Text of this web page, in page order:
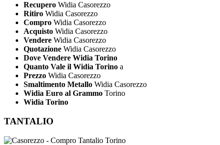
Recupero Widia Casorezzo
Ritiro Widia Casorezzo
Compro Widia Casorezzo
Acquisto Widia Casorezzo
Vendere Widia Casorezzo
Quotazione Widia Casorezzo
Dove Vendere Widia Torino
Quanto Vale il Widia Torino a
Prezzo Widia Casorezzo
Smaltimento Metallo Widia Casorezzo
Widia Euro al Grammo Torino
Widia Torino
TANTALIO